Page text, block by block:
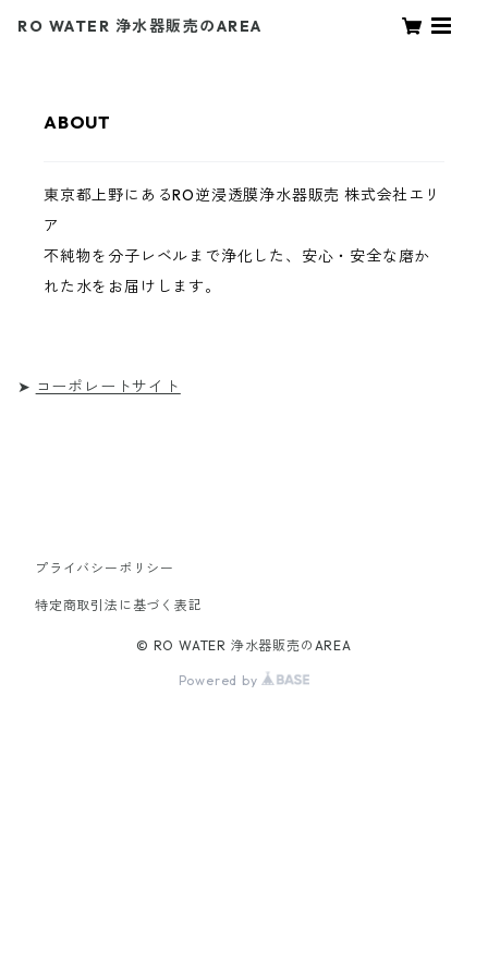
RO WATER 浄水器販売のAREA
ABOUT
東京都上野にあるRO逆浸透膜浄水器販売 株式会社エリ
ア
不純物を分子レベルまで浄化した、安心・安全な磨か
れた水をお届けします。
➤ コーポレートサイト
プライバシーポリシー
特定商取引法に基づく表記
© RO WATER 浄水器販売のAREA
Powered by